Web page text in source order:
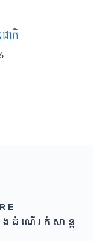
ាតិ
ងដំណើរកំសាន្ត